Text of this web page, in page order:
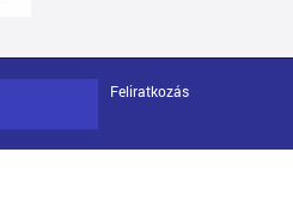
Feliratkozás